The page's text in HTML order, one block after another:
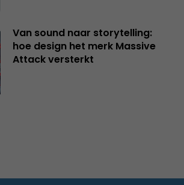
Van sound naar storytelling:
hoe design het merk Massive
Attack versterkt